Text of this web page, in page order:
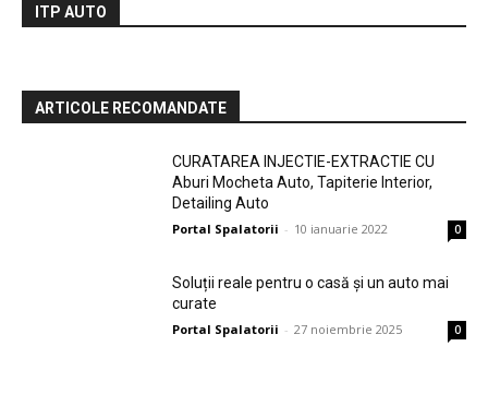
ITP AUTO
ARTICOLE RECOMANDATE
CURATAREA INJECTIE-EXTRACTIE CU
Aburi Mocheta Auto, Tapiterie Interior,
Detailing Auto
Portal Spalatorii - 10 ianuarie 2022 0
Soluții reale pentru o casă și un auto mai
curate
Portal Spalatorii - 27 noiembrie 2025 0